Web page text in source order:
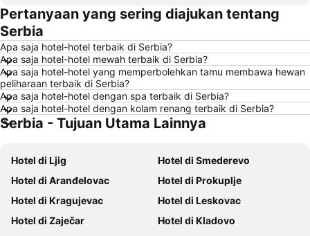
Hotel di Medan
Hotel di Ubud
Hotel di Tokyo
Hotel di Purwokerto
Hotel di Garut
Hotel di Balikpapan
Hotel di Georgetown
Hotel di Pontianak
Hotel di Pulau Nusa Lembongan
Hotel di Indonesia
Hotel di Lampung
Hotel di Al Madinah Region
Hotel di Pulau Lombok
Pertanyaan yang sering diajukan tentang
Serbia
Apa saja hotel-hotel terbaik di Serbia?
Apa saja hotel-hotel mewah terbaik di Serbia?
Apa saja hotel-hotel yang memperbolehkan tamu membawa hewan
peliharaan terbaik di Serbia?
Apa saja hotel-hotel dengan spa terbaik di Serbia?
Apa saja hotel-hotel dengan kolam renang terbaik di Serbia?
Serbia - Tujuan Utama Lainnya
Hotel di Ljig
Hotel di Smederevo
Hotel di Aranđelovac
Hotel di Prokuplje
Hotel di Kragujevac
Hotel di Leskovac
Hotel di Zaječar
Hotel di Kladovo